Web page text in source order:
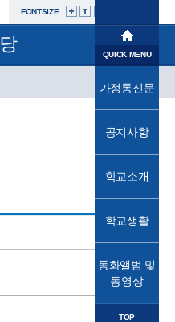
FONTSIZE
QUICK MENU
가정통신문
공지사항
학교소개
학교생활
동화앨범 및
동영상
TOP